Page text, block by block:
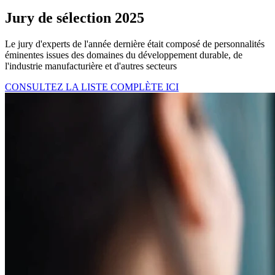
Jury de sélection 2025
Le jury d'experts de l'année dernière était composé de personnalités
éminentes issues des domaines du développement durable, de
l'industrie manufacturière et d'autres secteurs
CONSULTEZ LA LISTE COMPLÈTE ICI